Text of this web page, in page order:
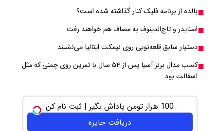
بالده از برنامه فلیک کنار گذاشته شده است؟
اسنایدر و تاج‌الدینوف به مصاف هم خواهند رفت
دستیار سابق قلعه‌نویی روی نیمکت ایتالیا می‌نشیند
کسب مدال برنز آسیا پس از ۵۴ سال با تمرین روی چمنی که مثل
آسفالت بود
100 هزار تومن پاداش بگیر | ثبت نام کن
دریافت جایزه